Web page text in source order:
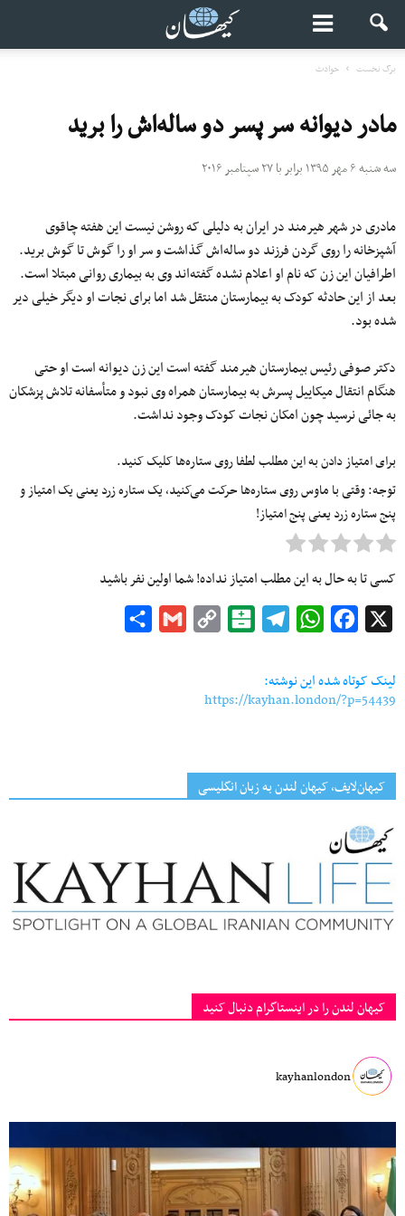
برگ نخست حوادث
مادر دیوانه سر پسر دو ساله‌اش را برید
سه شنبه ۶ مهر ۱۳۹۵ برابر با ۲۷ سپتامبر ۲۰۱۶
مادری در شهر هیرمند در ایران به دلیلی که روشن نیست این هفته چاقوی
آشپزخانه را روی گردن فرزند دو ساله‌اش گذاشت و سر او را گوش تا گوش برید.
اطرافیان این زن که نام او اعلام نشده گفته‌اند وی به بیماری روانی مبتلا است.
بعد از این حادثه کودک به بیمارستان منتقل شد اما برای نجات او دیگر خیلی دیر
شده بود.
دکتر صوفی رئیس بیمارستان هیرمند گفته است این زن دیوانه است او حتی
هنگام انتقال میکاییل پسرش به بیمارستان همراه وی نبود و متأسفانه تلاش پزشکان
به جائی نرسید چون امکان نجات کودک وجود نداشت.
برای امتیاز دادن به این مطلب لطفا روی ستاره‌ها کلیک کنید.
توجه: وقتی با ماوس روی ستاره‌ها حرکت می‌کنید، یک ستاره زرد یعنی یک امتیاز و
پنج ستاره زرد یعنی پنج امتیاز!
کسی تا به حال به این مطلب امتیاز نداده! شما اولین نفر باشید
Facebook
WhatsApp
Telegram
Balatarin
Copy
Gmail
لینک کوتاه شده این نوشته:
https://kayhan.london/?p=54439
کیهان‌لایف، کیهان لندن به زبان انگلیسی
کیهان لندن را در اینستاگرام دنبال کنید
kayhanlondon